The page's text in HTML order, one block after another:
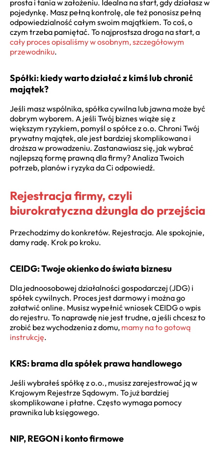
prosta i tania w założeniu. Idealna na start, gdy działasz w
pojedynkę. Masz pełną kontrolę, ale też ponosisz pełną
odpowiedzialność całym swoim majątkiem. To coś, o
czym trzeba pamiętać. To najprostsza droga na start, a
cały proces opisaliśmy w osobnym, szczegółowym
przewodniku.
Spółki: kiedy warto działać z kimś lub chronić
majątek?
Jeśli masz wspólnika, spółka cywilna lub jawna może być
dobrym wyborem. A jeśli Twój biznes wiąże się z
większym ryzykiem, pomyśl o spółce z o.o. Chroni Twój
prywatny majątek, ale jest bardziej skomplikowana i
droższa w prowadzeniu. Zastanawiasz się, jak wybrać
najlepszą formę prawną dla firmy? Analiza Twoich
potrzeb, planów i ryzyka da Ci odpowiedź.
Rejestracja firmy, czyli
biurokratyczna dżungla do przejścia
Przechodzimy do konkretów. Rejestracja. Ale spokojnie,
damy radę. Krok po kroku.
CEIDG: Twoje okienko do świata biznesu
Dla jednoosobowej działalności gospodarczej (JDG) i
spółek cywilnych. Proces jest darmowy i można go
załatwić online. Musisz wypełnić wniosek CEIDG o wpis
do rejestru. To naprawdę nie jest trudne, a jeśli chcesz to
zrobić bez wychodzenia z domu, mamy na to gotową
instrukcję.
KRS: brama dla spółek prawa handlowego
Jeśli wybrałeś spółkę z o.o., musisz zarejestrować ją w
Krajowym Rejestrze Sądowym. To już bardziej
skomplikowane i płatne. Często wymaga pomocy
prawnika lub księgowego.
NIP, REGON i konto firmowe